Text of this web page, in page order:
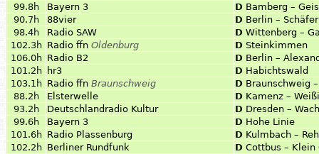
99.8h
Bayern 3 D Bamberg –
90.7h
88vier D Berlin –
98.4h
Radio SAW D Wittenberg –
102.3h Radio ffn Oldenburg D Steinkimmen
106.0h Radio B2 D Berlin –
101.2h
hr3 D Habichtswald
103.1h Radio ffn Braunschweig D Braunschweig
88.2h
Elsterwelle D Kamenz –
93.2h
Deutschlandradio Kultur D Dresden –
99.6h
Bayern 3 D Hohe Linie
101.6h Radio Plassenburg D Kulmbach –
102.2h Berliner Rundfunk D Cottbus – Klein